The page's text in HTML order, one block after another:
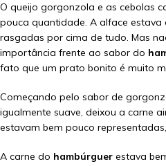
O queijo gorgonzola e as cebolas
pouca quantidade. A alface estava
rasgadas por cima de tudo. Mas
importância frente ao sabor do
fato que um prato bonito é muito
Começando pelo sabor de
igualmente suave, deixou a carne
estavam bem pouco
A carne do hambúrguer estava